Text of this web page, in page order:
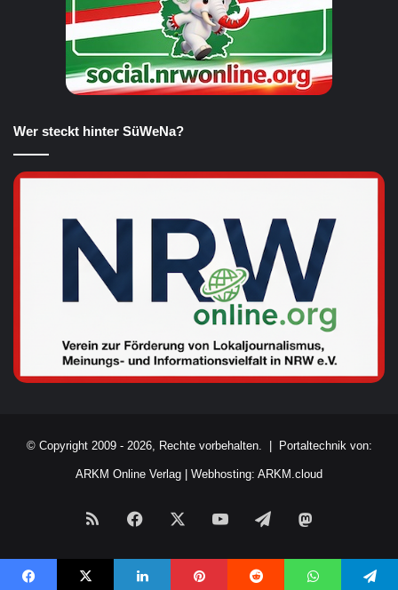
Wer steckt hinter SüWeNa?
© Copyright 2009 - 2026, Rechte vorbehalten. | Portaltechnik von:
ARKM Online Verlag Webhosting: ARKM.cloud
RSS Facebook YouTubeTelegram